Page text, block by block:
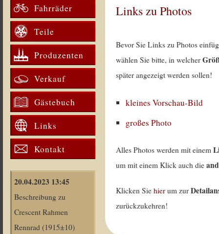
Fahrräder
Teile
Produzenten
Verkauf
Gästebuch
Links
Kontakt
20.04.2023 13:45
Beschreibung zu
Crescent Rahmen
Rennrad (1915±10)
Links zu Photos
Bevor Sie Links zu Photos
wählen Sie bitte, in welcher
später angezeigt werden sollen!
kleines Vorschau-Bild
großes Photo
Alles Photos werden mit einem
um mit einem Klick auch die
Klicken Siehier um zur
zurückzukehren!